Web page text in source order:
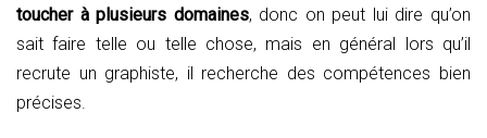
toucher à plusieurs domaines, donc on peut lui dire qu’on
sait faire telle ou telle chose, mais en général lors qu’il
recrute un graphiste, il recherche des compétences bien
précises.